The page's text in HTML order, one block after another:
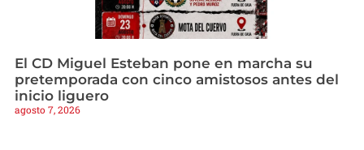
El CD Miguel Esteban pone en marcha su
pretemporada con cinco amistosos antes del
inicio liguero
agosto 7, 2026